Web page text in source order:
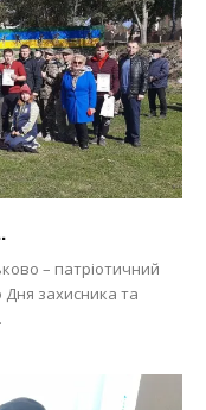
– патріотичний
захисника та